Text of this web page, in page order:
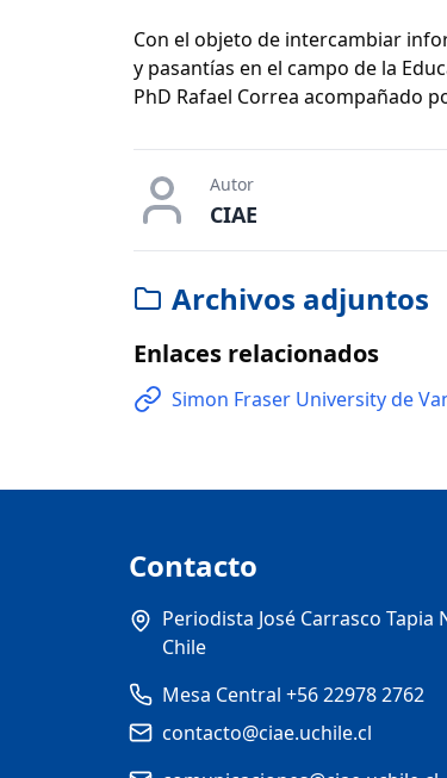
Con el objeto de intercambiar
y pasantías en el campo de la
PhD Rafael Correa acompañado
Autor
CIAE
Archivos adjuntos
Enlaces relacionados
Simon Fraser University de
Contacto
Periodista José Carrasco Tapia
Chile
Mesa Central +56 22978 2762
contacto@ciae.uchile.cl